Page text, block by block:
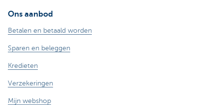
Ons aanbod
Betalen en betaald worden
Sparen en beleggen
Kredieten
Verzekeringen
Mijn webshop